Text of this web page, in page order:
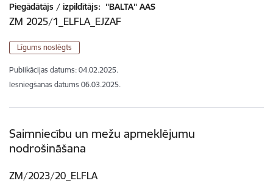
Piegādātājs / izpildītājs: ''BALTA'' AAS
ZM 2025/1_ELFLA_EJZAF
Līgums noslēgts
Publikācijas datums: 04.02.2025.
Iesniegšanas datums 06.03.2025.
Saimniecību un mežu apmeklējumu
nodrošināšana
ZM/2023/20_ELFLA